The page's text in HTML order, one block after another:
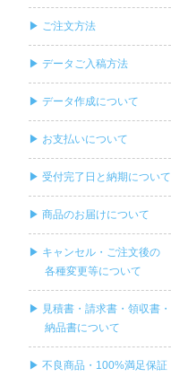
▶ ご注文方法
▶ データご入稿方法
▶ データ作成について
▶ お支払いについて
▶ 受付完了日と納期について
▶ 商品のお届けについて
▶ キャンセル・ご注文後の
各種変更等について
▶ 見積書・請求書・領収書・
納品書について
▶ 不良商品・100%満足保証